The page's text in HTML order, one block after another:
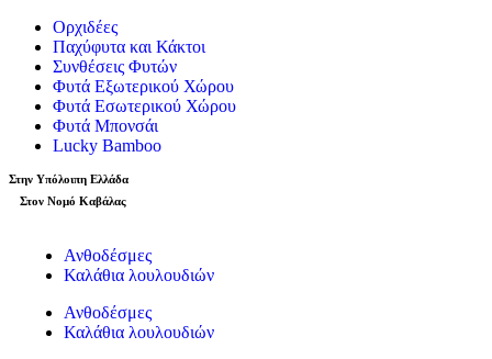
Ορχιδέες
Παχύφυτα και Κάκτοι
Συνθέσεις Φυτών
Φυτά Εξωτερικού Χώρου
Φυτά Εσωτερικού Χώρου
Φυτά Μπονσάι
Lucky Bamboo
Στην Υπόλοιπη Ελλάδα
Στον Νομό Καβάλας
Ανθοδέσμες
Καλάθια λουλουδιών
Ανθοδέσμες
Καλάθια λουλουδιών